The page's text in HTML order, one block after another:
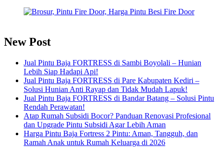
New Post
Jual Pintu Baja FORTRESS di Sambi Boyolali – Hunian
Lebih Siap Hadapi Api!
Jual Pintu Baja FORTRESS di Pare Kabupaten Kediri –
Solusi Hunian Anti Rayap dan Tidak Mudah Lapuk!
Jual Pintu Baja FORTRESS di Bandar Batang – Solusi Pintu
Rendah Perawatan!
Atap Rumah Subsidi Bocor? Panduan Renovasi Profesional
dan Upgrade Pintu Subsidi Agar Lebih Aman
Harga Pintu Baja Fortress 2 Pintu: Aman, Tangguh, dan
Ramah Anak untuk Rumah Keluarga di 2026